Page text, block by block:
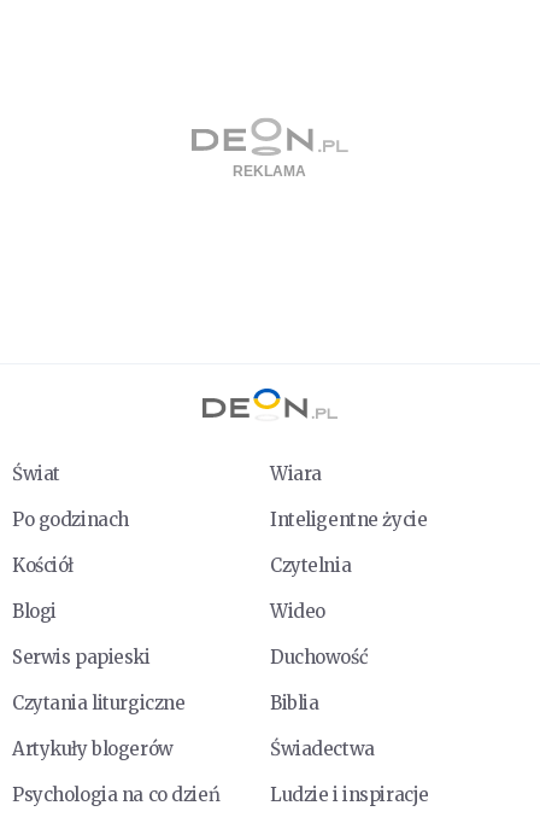
Świat
Wiara
Po godzinach
Inteligentne życie
Kościół
Czytelnia
Blogi
Wideo
Serwis papieski
Duchowość
Czytania liturgiczne
Biblia
Artykuły blogerów
Świadectwa
Psychologia na co dzień
Ludzie i inspiracje